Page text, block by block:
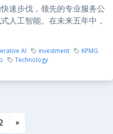
速步伐，领先的专业服务公
人工智能。在未来五年中，
AI investment
KPMG
Technology
»